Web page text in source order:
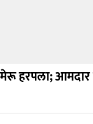
हरपला;